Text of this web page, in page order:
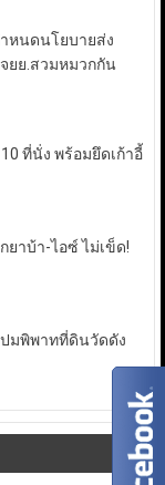
ำหนดนโยบายส่ง
ยย.สวมหมวกกัน
ที่นั่ง พร้อมยึดเก้าอี้
าบ้า-ไอซ์ ไม่เข็ด!
มพิพาทที่ดินวัดดัง